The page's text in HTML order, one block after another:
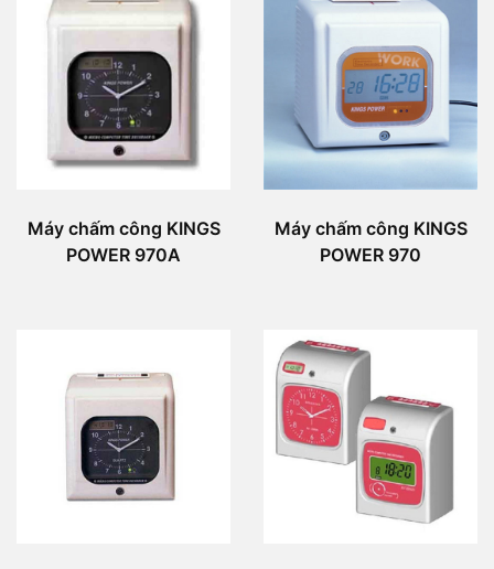
Máy chấm công KINGS
POWER 970A
Máy chấm công KINGS
POWER 970